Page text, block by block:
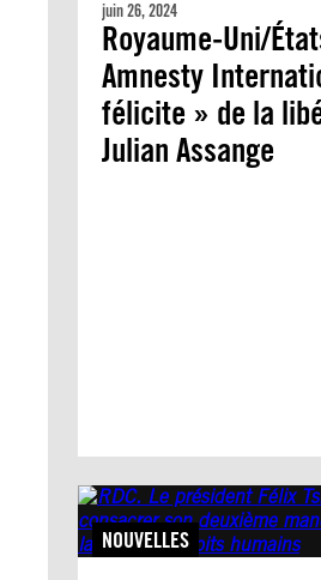
juin 26, 2024
Royaume-Uni/
Amnesty
félicite » de la
Julian Assange
NOUVELLES